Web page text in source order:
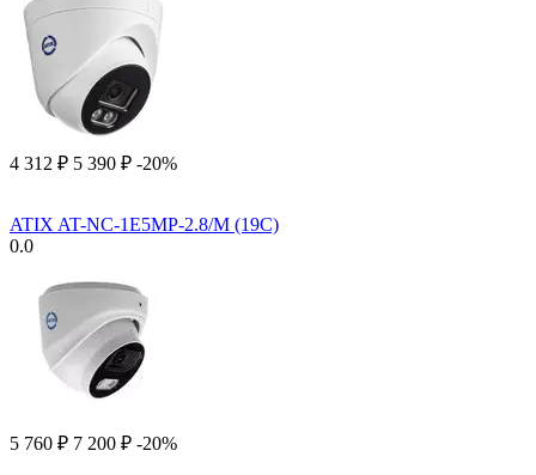
4 312 ₽ 5 390 ₽ -20%
ATIX AT-NC-1E5MP-2.8/M (19C)
0.0
5 760 ₽ 7 200 ₽ -20%